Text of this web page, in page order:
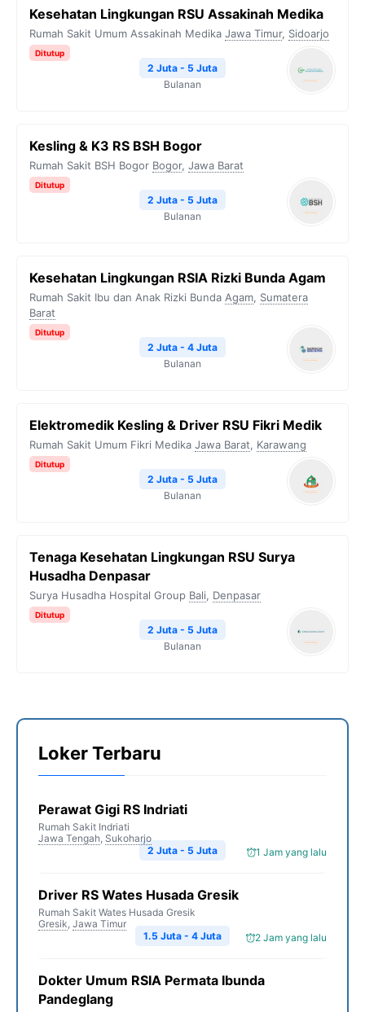
Kesehatan Lingkungan RSU Assakinah Medika
Rumah Sakit Umum Assakinah Medika Jawa Timur, Sidoarjo
Ditutup
2 Juta - 5 Juta
Bulanan
Kesling & K3 RS BSH Bogor
Rumah Sakit BSH Bogor Bogor, Jawa Barat
Ditutup
2 Juta - 5 Juta
Bulanan
Kesehatan Lingkungan RSIA Rizki Bunda Agam
Rumah Sakit Ibu dan Anak Rizki Bunda Agam, Sumatera
Barat
Ditutup
2 Juta - 4 Juta
Bulanan
Elektromedik Kesling & Driver RSU Fikri Medik
Rumah Sakit Umum Fikri Medika Jawa Barat, Karawang
Ditutup
2 Juta - 5 Juta
Bulanan
Tenaga Kesehatan Lingkungan RSU Surya
Husadha Denpasar
Surya Husadha Hospital Group Bali, Denpasar
Ditutup
2 Juta - 5 Juta
Bulanan
Loker Terbaru
Perawat Gigi RS Indriati
Rumah Sakit Indriati
Jawa Tengah, Sukoharjo
1 Jam yang lalu
2 Juta - 5 Juta
Driver RS Wates Husada Gresik
Rumah Sakit Wates Husada Gresik
Gresik, Jawa Timur
2 Jam yang lalu
1.5 Juta - 4 Juta
Dokter Umum RSIA Permata Ibunda
Pandeglang